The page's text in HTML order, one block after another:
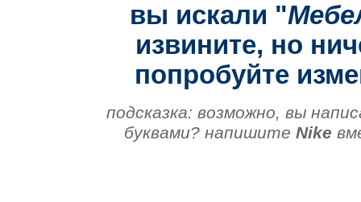
вы искали "
извините, но
попробуйте
подсказка: возможно, вы
буквами? напишите Nike